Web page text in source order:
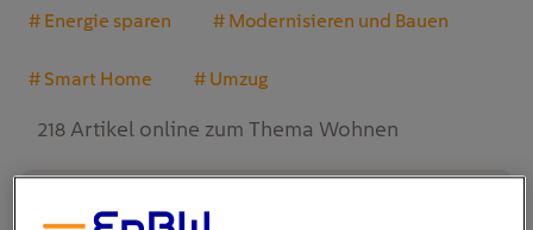
# Energie sparen # Modernisieren und Bauen
# Smart Home # Umzug
218 Artikel online zum Thema Wohnen
#Wohnen